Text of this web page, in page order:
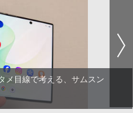
メ目線で考える、サムスン